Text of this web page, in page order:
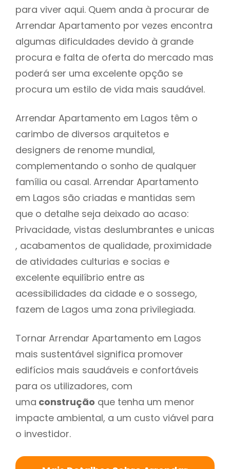
para viver aqui. Quem anda à procurar de
Arrendar Apartamento por vezes encontra
algumas dificuldades devido à grande
procura e falta de oferta do mercado mas
poderá ser uma excelente opção se
procura um estilo de vida mais saudável.
Arrendar Apartamento em Lagos têm o
carimbo de diversos arquitetos e
designers de renome mundial,
complementando o sonho de qualquer
família ou casal. Arrendar Apartamento
em Lagos são criadas e mantidas sem
que o detalhe seja deixado ao acaso:
Privacidade, vistas deslumbrantes e unicas
, acabamentos de qualidade, proximidade
de atividades culturias e socias e
excelente equilíbrio entre as
acessibilidades da cidade e o sossego,
fazem de Lagos uma zona privilegiada.
Tornar Arrendar Apartamento em Lagos
mais sustentável significa promover
edifícios mais saudáveis e confortáveis
para os utilizadores, com
uma construção que tenha um menor
impacte ambiental, a um custo viável para
o investidor.